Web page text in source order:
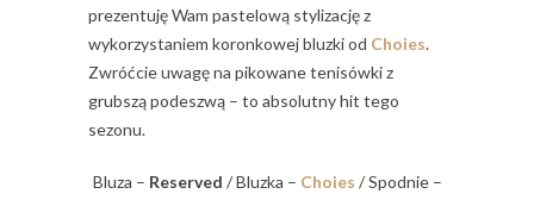
prezentuję Wam pastelową stylizację z
wykorzystaniem koronkowej bluzki od Choies.
Zwróćcie uwagę na pikowane tenisówki z
grubszą podeszwą – to absolutny hit tego
sezonu.
Bluza – Reserved / Bluzka – Choies / Spodnie –